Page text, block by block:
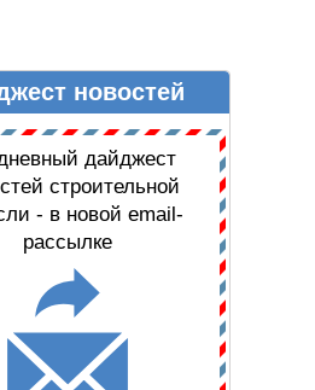
новостей
дайджест
строительной
- в новой email-
рассылке